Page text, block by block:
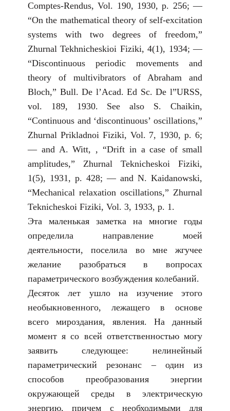
Comptes-Rendus, Vol. 190, 1930, p. 256; —
“On the mathematical theory of self-excitation
systems with two degrees of freedom,”
Zhurnal Tekhnicheskioi Fiziki, 4(1), 1934; —
“Discontinuous periodic movements and
theory of multivibrators of Abraham and
Bloch,” Bull. De l’Acad. Ed Sc. De l”URSS,
vol. 189, 1930. See also S. Chaikin,
“Continuous and ‘discontinuous’ oscillations,”
Zhurnal Prikladnoi Fiziki, Vol. 7, 1930, p. 6;
— and A. Witt, , “Drift in a case of small
amplitudes,” Zhurnal Teknicheskoi Fiziki,
1(5), 1931, p. 428; — and N. Kaidanowski,
“Mechanical relaxation oscillations,” Zhurnal
Teknicheskoi Fiziki, Vol. 3, 1933, p. 1.
Эта маленькая заметка на многие годы
определила направление моей
деятельности, поселила во мне жгучее
желание разобраться в вопросах
параметрического возбуждения колебаний.
Десяток лет ушло на изучение этого
необыкновенного, лежащего в основе
всего мироздания, явления. На данный
момент я со всей ответственностью могу
заявить следующее: нелинейный
параметрический резонанс – один из
способов преобразования энергии
окружающей среды в электрическую
энергию, причем с необходимыми для